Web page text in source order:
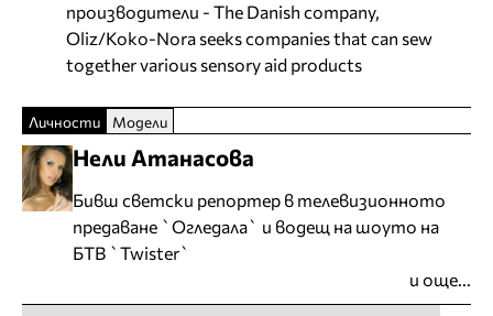
производители - The Danish company,
Oliz/Koko-Nora seeks companies that can sew
together various sensory aid products
Личности Модели
Нели Атанасова
Бивш светски репортер в телевизионното
предаване `Огледала` и водещ на шоуто на
БТВ `Twister`
и още...